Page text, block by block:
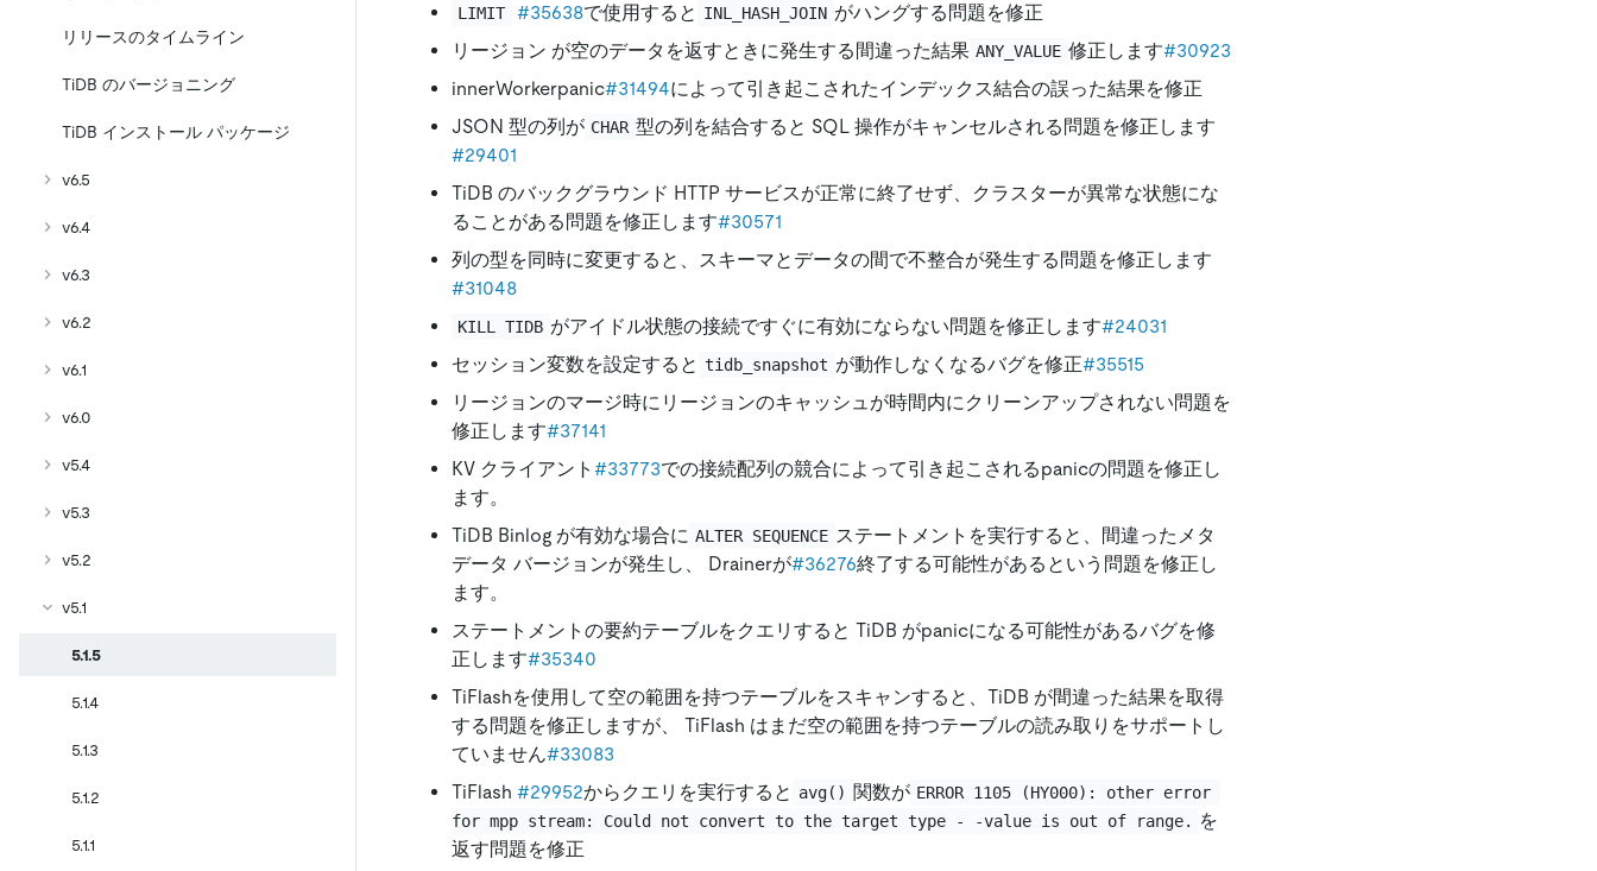
リリースのタイムライン
TiDB のバージョニング
TiDB インストール パッケージ
v6.5
v6.4
v6.3
v6.2
v6.1
v6.0
v5.4
v5.3
v5.2
v5.1
5.1.5
5.1.4
5.1.3
5.1.2
5.1.1
LIMIT #35638で使用すると INL_HASH_JOIN がハングする問題を修正
リージョン が空のデータを返すときに発生する間違った結果 ANY_VALUE 修正します#30923
innerWorkerpanic#31494によって引き起こされたインデックス結合の誤った結果を修正
JSON 型の列が CHAR 型の列を結合すると SQL 操作がキャンセルされる問題を修正します
#29401
TiDB のバックグラウンド HTTP サービスが正常に終了せず、クラスターが異常な状態にな
ることがある問題を修正します#30571
列の型を同時に変更すると、スキーマとデータの間で不整合が発生する問題を修正します
#31048
KILL TIDB がアイドル状態の接続ですぐに有効にならない問題を修正します#24031
セッション変数を設定すると tidb_snapshot が動作しなくなるバグを修正#35515
リージョンのマージ時にリージョンのキャッシュが時間内にクリーンアップされない問題を
修正します#37141
KV クライアント #33773での接続配列の競合によって引き起こされるpanicの問題を修正し
ます。
TiDB Binlog が有効な場合に ALTER SEQUENCE ステートメントを実行すると、間違ったメタ
データ バージョンが発生し、 Drainerが#36276終了する可能性があるという問題を修正し
ます。
ステートメントの要約テーブルをクエリすると TiDB がpanicになる可能性があるバグを修
正します#35340
TiFlashを使用して空の範囲を持つテーブルをスキャンすると、TiDB が間違った結果を取得
する問題を修正しますが、 TiFlash はまだ空の範囲を持つテーブルの読み取りをサポートし
ていません#33083
TiFlash #29952からクエリを実行すると avg() 関数が ERROR 1105 (HY000): other error
for mpp stream: Could not convert to the target type - -value is out of range.
を
返す問題を修正